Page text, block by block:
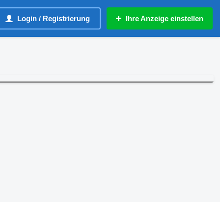
Login / Registrierung Ihre Anzeige einstellen